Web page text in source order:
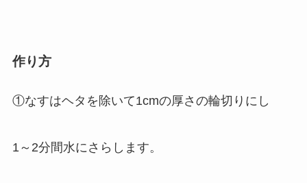
作り方
①なすはヘタを除いて1cmの厚さの輪切りにし
1～2分間水にさらします。